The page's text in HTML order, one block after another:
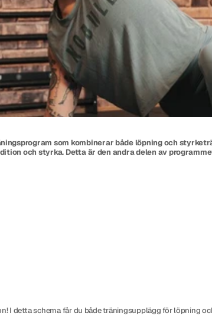
som kombinerar både löpning och
och styrka. Detta är den andra delen av
I detta schema får du både träningsupplägg för löpning